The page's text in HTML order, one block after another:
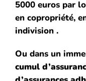
5000 euros par
en copropriété,
indivision .
Ou dans un
cumul